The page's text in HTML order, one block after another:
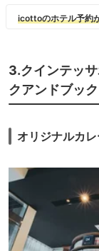
3.クインテッ
クアンドブック
オリジナルカ